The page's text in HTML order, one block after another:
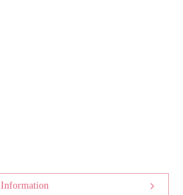
Information